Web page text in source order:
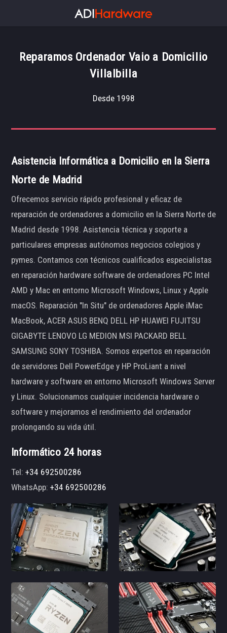
Reparamos Ordenador Vaio a Domicilio
Villalbilla
Desde 1998
Asistencia Informática a Domicilio en la Sierra
Norte de Madrid
Ofrecemos servicio rápido profesional y eficaz de
reparación de ordenadores a domicilio en la Sierra Norte de
Madrid desde 1998. Asistencia técnica y soporte a
particulares empresas autónomos negocios colegios y
pymes. Contamos con técnicos cualificados especialistas
en reparación hardware software de ordenadores PC Intel
AMD y Mac en entorno Microsoft Windows, Linux y Apple
macOS. Reparación "In Situ" de ordenadores Apple iMac
MacBook, ACER ASUS BENQ DELL HP HUAWEI FUJITSU
GIGABYTE LENOVO LG MEDION MSI PACKARD BELL
SAMSUNG SONY TOSHIBA. Somos expertos en reparación
de servidores Dell PowerEdge y HP ProLiant a nivel
hardware y software en entorno Microsoft Windows Server
y Linux. Solucionamos cualquier incidencia hardware o
software y mejoramos el rendimiento del ordenador
prolongando su vida útil.
Informático 24 horas
Tel:+34 692500286
WhatsApp:+34 692500286